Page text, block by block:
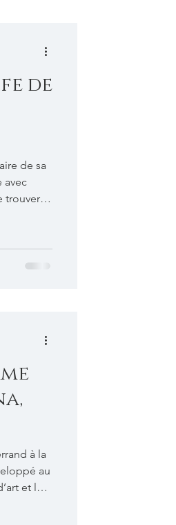
de
de sa
avec
trouverez
qui
de
à la
au
et la